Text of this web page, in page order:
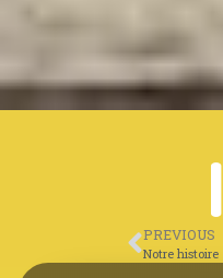
PREVIOUS
Notre histoire